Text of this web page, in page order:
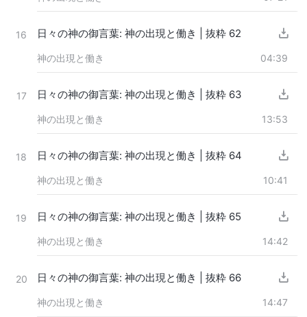
16 日々の神の御言葉: 神の出現と働き | 抜粋 62
神の出現と働き 04:39
17 日々の神の御言葉: 神の出現と働き | 抜粋 63
神の出現と働き 13:53
18 日々の神の御言葉: 神の出現と働き | 抜粋 64
神の出現と働き 10:41
19 日々の神の御言葉: 神の出現と働き | 抜粋 65
神の出現と働き 14:42
20 日々の神の御言葉: 神の出現と働き | 抜粋 66
神の出現と働き 14:47